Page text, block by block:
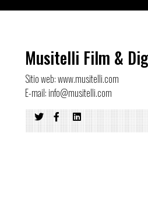
Musitelli Film &
Sitio web: www.musitelli.com
E-mail: info@musitelli.com